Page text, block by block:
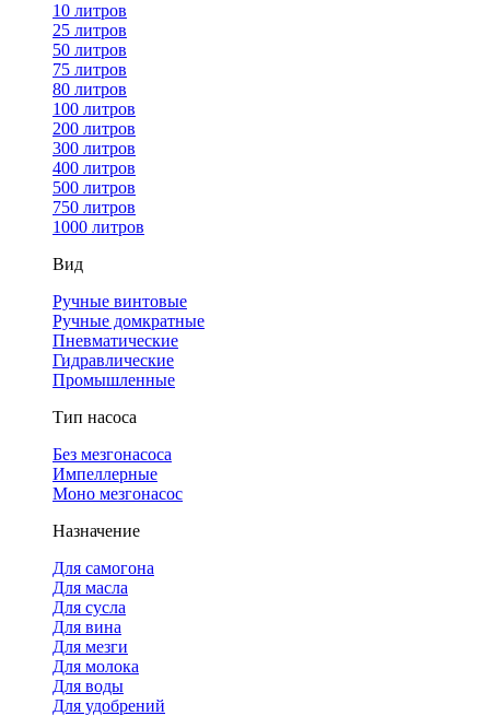
10 литров
25 литров
50 литров
75 литров
80 литров
100 литров
200 литров
300 литров
400 литров
500 литров
750 литров
1000 литров
Вид
Ручные винтовые
Ручные домкратные
Пневматические
Гидравлические
Промышленные
Тип насоса
Без мезгонасоса
Импеллерные
Моно мезгонасос
Назначение
Для самогона
Для масла
Для сусла
Для вина
Для мезги
Для молока
Для воды
Для удобрений